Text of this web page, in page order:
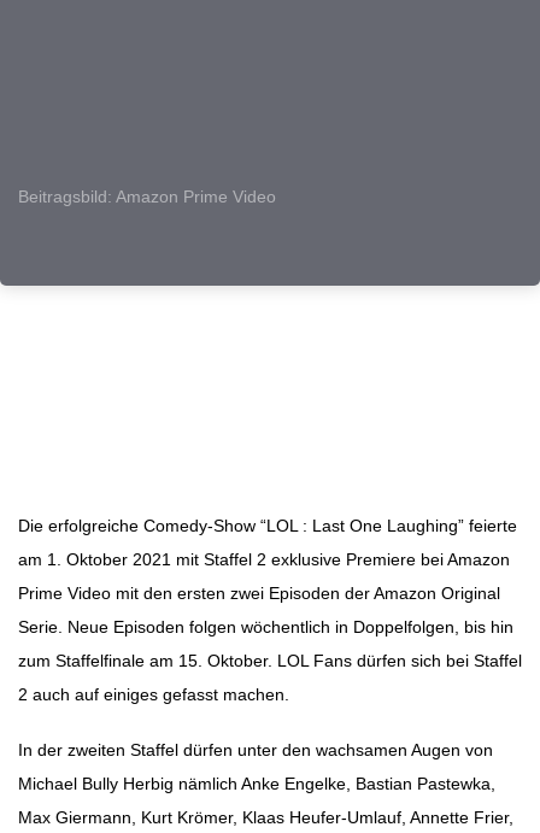
Beitragsbild: Amazon Prime Video
Die erfolgreiche Comedy-Show “LOL : Last One Laughing” feierte
am 1. Oktober 2021 mit Staffel 2 exklusive Premiere bei Amazon
Prime Video mit den ersten zwei Episoden der Amazon Original
Serie. Neue Episoden folgen wöchentlich in Doppelfolgen, bis hin
zum Staffelfinale am 15. Oktober. LOL Fans dürfen sich bei Staffel
2 auch auf einiges gefasst machen.
In der zweiten Staffel dürfen unter den wachsamen Augen von
Michael Bully Herbig nämlich Anke Engelke, Bastian Pastewka,
Max Giermann, Kurt Krömer, Klaas Heufer-Umlauf, Annette Frier,